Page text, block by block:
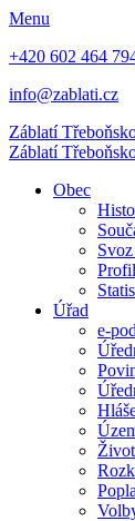
Menu
+420 602 464
info@zablati.cz
Záblatí
Záblatí
Obec
Úřad
e-